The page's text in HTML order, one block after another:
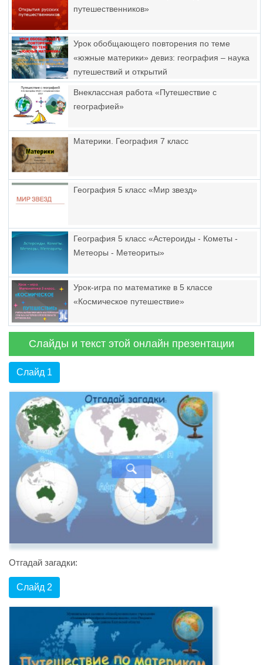
путешественников»
Урок обобщающего повторения по теме
«южные материки» девиз: география – наука
путешествий и открытий
Внеклассная работа «Путешествие с
географией»
Материки. География 7 класс
География 5 класс «Мир звезд»
География 5 класс «Астероиды - Кометы -
Метеоры - Метеориты»
Урок-игра по математике в 5 классе
«Космическое путешествие»
Слайды и текст этой онлайн презентации
Слайд 1
Отгадай загадки:
Слайд 2